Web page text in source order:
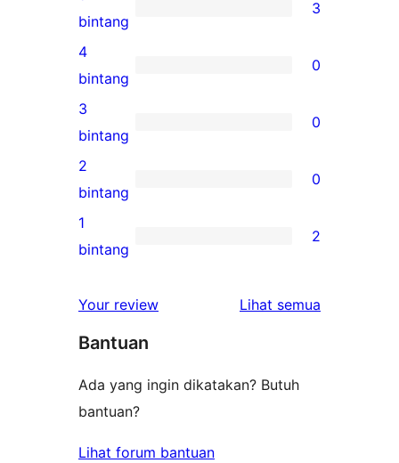
3
ulasan
5-
bintang
bintang
3
0
ulasan
4-
bintang
4
bintang
0
0
ulasan
3-
bintang
3
bintang
0
0
ulasan
2-
2
bintang
0
2
1-
1
bintang
2
Your review Lihat semua
Bantuan
Ada yang ingin dikatakan? Butuh
bantuan?
Lihat forum bantuan